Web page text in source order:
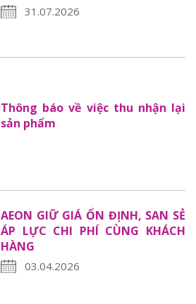
31.07.2026
Thông báo về việc thu nhận lại
sản phẩm
AEON GIỮ GIÁ ỔN ĐỊNH, SAN SẺ
ÁP LỰC CHI PHÍ CÙNG KHÁCH
HÀNG
03.04.2026